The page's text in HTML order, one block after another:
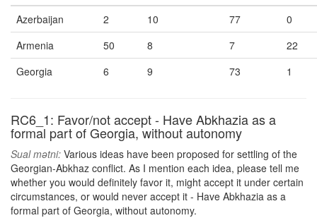
Azerbaijan
2 10 77
0
Armenia
50 8 7
22
Georgia
6 9 73 1
RC6_1: Favor/not accept - Have Abkhazia as a
formal part of Georgia, without autonomy
Sual mətni: Various ideas have been proposed for settling of the
Georgian-Abkhaz conflict. As I mention each idea, please tell me
whether you would definitely favor it, might accept it under certain
circumstances, or would never accept it - Have Abkhazia as a
formal part of Georgia, without autonomy.